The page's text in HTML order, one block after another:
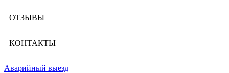
ОТЗЫВЫ
КОНТАКТЫ
Аварийный выезд